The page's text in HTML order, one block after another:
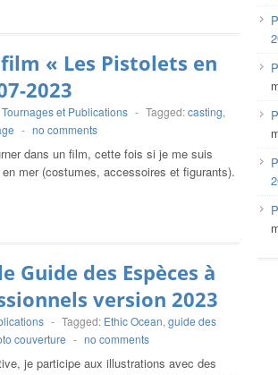
« Les Pistolets en
2023
Tournages et Publications - Tagged:casting,
- no comments
dans un film, cette fois si je me suis
mer (costumes, accessoires et figurants).
Guide des Espèces à
version 2023
- Tagged: Ethic Ocean, guide des
couverture - no comments
je participe aux illustrations avec des